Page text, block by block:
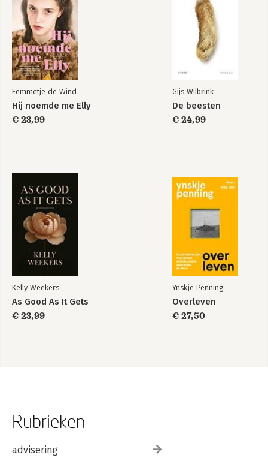
Femmetje de Wind
Hij noemde me Elly
€ 23,99
Gijs Wilbrink
De beesten
€ 24,99
Kelly Weekers
As Good As It Gets
€ 23,99
Ynskje Penning
Overleven
€ 27,50
Rubrieken
advisering